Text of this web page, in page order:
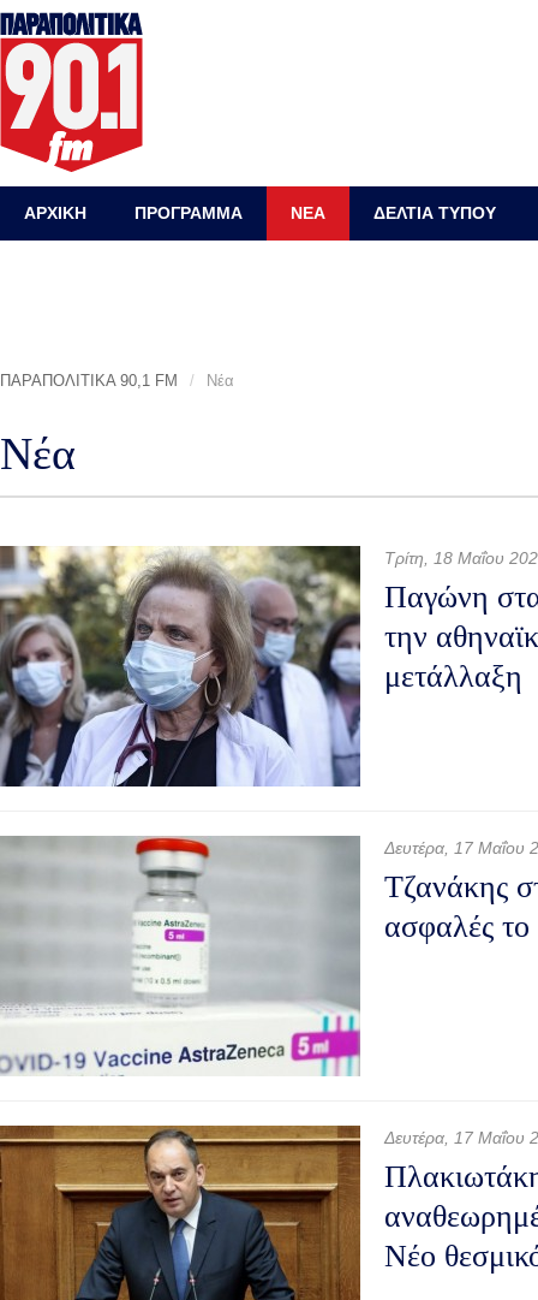
ΑΡΧΙΚΗ ΠΡΟΓΡΑΜΜΑ ΝΕΑ ΔΕΛΤΙΑ ΤΥΠΟΥ
ΠΑΡΑΠΟΛΙΤΙΚΑ 90,1 FM / Νέα
Νέα
Τρίτη, 18 Μαΐου
Παγώνη
την
μετάλλαξη
Δευτέρα, 17 Μαΐου
Τζανάκης
ασφαλές
Δευτέρα, 17 Μαΐου
Νέο